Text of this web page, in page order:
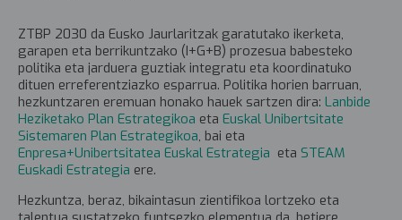
ZTBP 2030 da Eusko Jaurlaritzak garatutako ikerketa,
garapen eta berrikuntzako (I+G+B) prozesua babesteko
politika eta jarduera guztiak integratu eta koordinatuko
dituen erreferentziazko esparrua. Politika horien barruan,
hezkuntzaren eremuan honako hauek sartzen dira: Lanbide
Heziketako Plan Estrategikoa eta Euskal Unibertsitate
Sistemaren Plan Estrategikoa, bai eta
Enpresa+Unibertsitatea Euskal Estrategia eta STEAM
Euskadi Estrategia ere.
Hezkuntza, beraz, bikaintasun zientifikoa lortzeko eta